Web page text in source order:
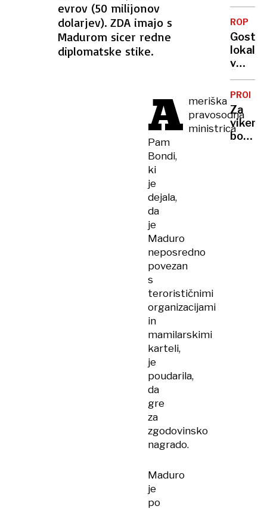
evrov (50 milijonov
dolarjev). ZDA imajo s
Madurom sicer redne
diplomatske stike.
A meriška
pravosodna
ministrica
Pam
Bondi,
ki
je
dejala,
da
je
Maduro
neposredno
povezan
s
terorističnimi
organizacijami
in
mamilarskimi
karteli,
je
poudarila,
da
gre
za
zgodovinsko
nagrado.
Maduro
je
po
hitro
kazen
zvišali
na
šest
let
ROP
lokal
v
Šiški:
Grozil
in
denar
Za
vikend
bo